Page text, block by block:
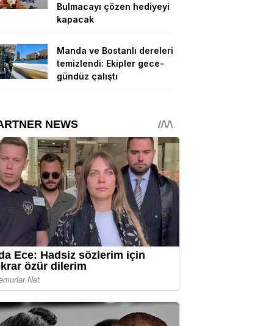
Bulmacayı çözen hediyeyi
kapacak
Manda ve Bostanlı dereleri
temizlendi: Ekipler gece-
gündüz çalıştı